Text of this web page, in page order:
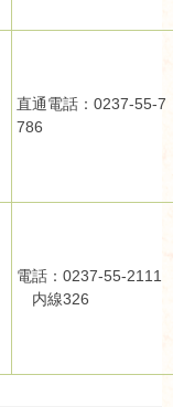
直通電話：0237-55-7
786
電話：0237-55-2111
内線326